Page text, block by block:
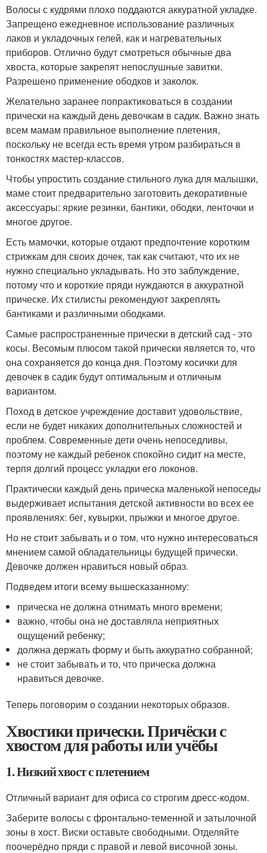
Волосы с кудрями плохо поддаются аккуратной укладке.
Запрещено ежедневное использование различных
лаков и укладочных гелей, как и нагревательных
приборов. Отлично будут смотреться обычные два
хвоста, которые закрепят непослушные завитки.
Разрешено применение ободков и заколок.
Желательно заранее попрактиковаться в создании
прически на каждый день девочкам в садик. Важно знать
всем мамам правильное выполнение плетения,
поскольку не всегда есть время утром разбираться в
тонкостях мастер-классов.
Чтобы упростить создание стильного лука для малышки,
маме стоит предварительно заготовить декоративные
аксессуары: яркие резинки, бантики, ободки, ленточки и
многое другое.
Есть мамочки, которые отдают предпочтение коротким
стрижкам для своих дочек, так как считают, что их не
нужно специально укладывать. Но это заблуждение,
потому что и короткие пряди нуждаются в аккуратной
прическе. Их стилисты рекомендуют закреплять
бантиками и различными ободками.
Самые распространенные прически в детский сад - это
косы. Весомым плюсом такой прически является то, что
она сохраняется до конца дня. Поэтому косички для
девочек в садик будут оптимальным и отличным
вариантом.
Поход в детское учреждение доставит удовольствие,
если не будет никаких дополнительных сложностей и
проблем. Современные дети очень непоседливы,
поэтому не каждый ребенок спокойно сидит на месте,
терпя долгий процесс укладки его локонов.
Практически каждый день прическа маленькой непоседы
выдерживает испытания детской активности во всех ее
проявлениях: бег, кувырки, прыжки и многое другое.
Но не стоит забывать и о том, что нужно интересоваться
мнением самой обладательницы будущей прически.
Девочке должен нравиться новый образ.
Подведем итоги всему вышесказанному:
прическа не должна отнимать много времени;
важно, чтобы она не доставляла неприятных
ощущений ребенку;
должна держать форму и быть аккуратно собранной;
не стоит забывать и то, что прическа должна
нравиться девочке.
Теперь поговорим о создании некоторых образов.
Хвостики прически. Причёски с
хвостом для работы или учёбы
1. Низкий хвост с плетением
Отличный вариант для офиса со строгим дресс-кодом.
Заберите волосы с фронтально-теменной и затылочной
зоны в хост. Виски оставьте свободными. Отделяйте
поочерёдно пряди с правой и левой височной зоны.